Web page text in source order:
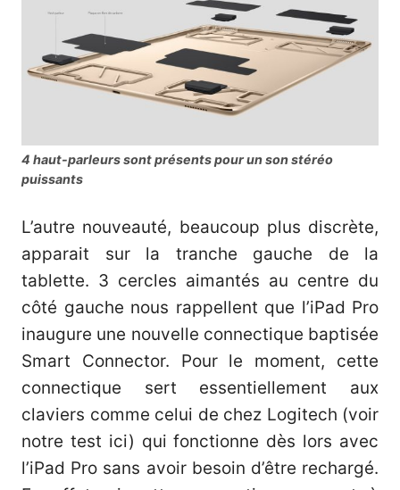
4 haut-parleurs sont présents pour un son stéréo
puissants
L’autre nouveauté, beaucoup plus discrète,
apparait sur la tranche gauche de la
tablette. 3 cercles aimantés au centre du
côté gauche nous rappellent que l’iPad Pro
inaugure une nouvelle connectique baptisée
Smart Connector. Pour le moment, cette
connectique sert essentiellement aux
claviers comme celui de chez Logitech (voir
notre test ici) qui fonctionne dès lors avec
l’iPad Pro sans avoir besoin d’être rechargé.